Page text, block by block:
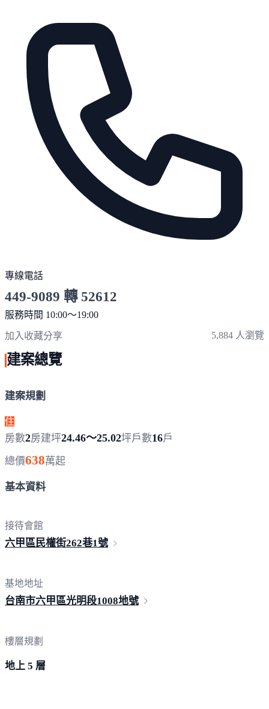
專線電話
449-9089 轉 52612
服務時間 10:00～19:00
加入收藏分享 5,884 人瀏覽
建案總覽
建案規劃
住
房數2房建坪24.46～25.02坪戶數16戶
總價638萬起
基本資料
接待會館
六甲區民權街262巷1號
基地地址
台南市六甲區光明段1008地號
樓層規劃
地上 5 層